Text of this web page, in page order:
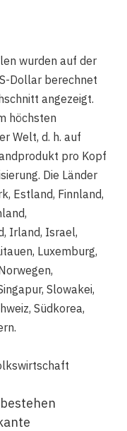
wurden auf der
Dollar berechnet
angezeigt.
höchsten
Welt, d. h. auf
pro Kopf
Die Länder
Estland, Finnland,
Irland, Israel,
Luxemburg,
Slowakei,
Südkorea,